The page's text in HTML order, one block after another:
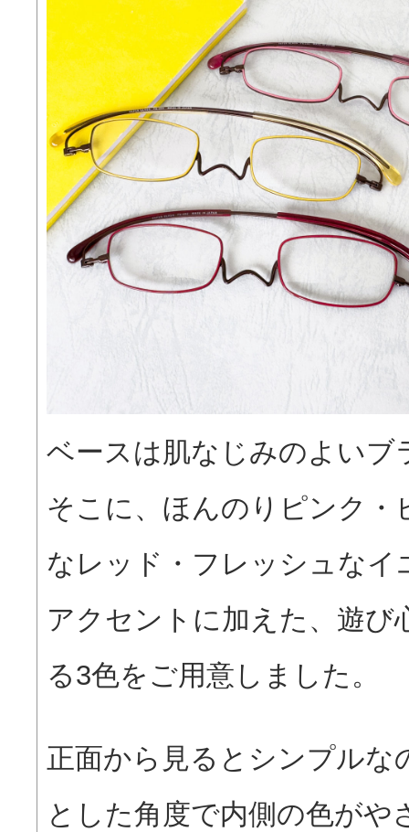
ベースは肌なじみのよいブ
そこに、ほんのりピンク・
なレッド・フレッシュなイ
アクセントに加えた、遊び
る3色をご用意しました。
正面から見るとシンプルな
とした角度で内側の色がや